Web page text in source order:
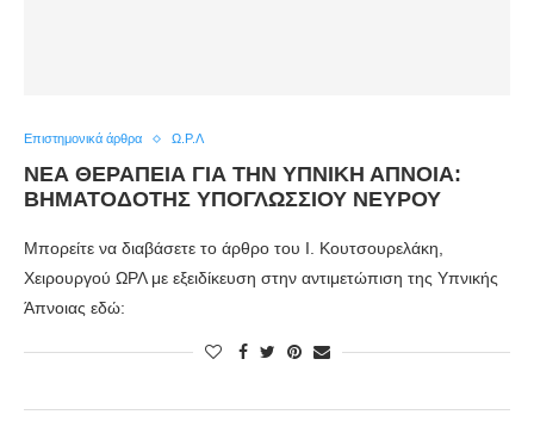
Επιστημονικά άρθρα Ω.Ρ.Λ
ΝΕΑ ΘΕΡΑΠΕΙΑ ΓΙΑ ΤΗΝ ΥΠΝΙΚΗ ΑΠΝΟΙΑ:
ΒΗΜΑΤΟΔΟΤΗΣ ΥΠΟΓΛΩΣΣΙΟΥ ΝΕΥΡΟΥ
Μπορείτε να διαβάσετε το άρθρο του Ι. Κουτσουρελάκη,
Χειρουργού ΩΡΛ με εξειδίκευση στην αντιμετώπιση της Υπνικής
Άπνοιας εδώ: